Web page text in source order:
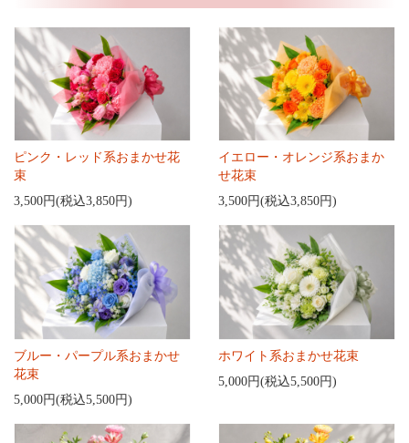
ピンク・レッド系おまかせ花
束
3,500円(税込3,850円)
イエロー・オレンジ系おまか
せ花束
3,500円(税込3,850円)
ブルー・パープル系おまかせ
花束
5,000円(税込5,500円)
ホワイト系おまかせ花束
5,000円(税込5,500円)